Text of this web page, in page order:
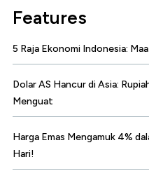
Features
5 Raja Ekonomi Indonesia:
Dolar AS Hancur di Asia:
Menguat
Harga Emas Mengamuk 4%
Hari!